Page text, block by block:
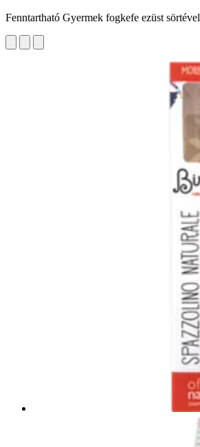
Fenntartható Gyermek fogkefe ezüst sörtével